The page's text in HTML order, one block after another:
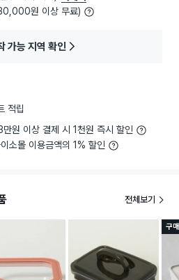
원 이상 무료)
가능 지역 확인
적립
만원 이상 결제 시 1천원 즉시 할인
소몰 이용금액의 1% 할인
전체보기
구